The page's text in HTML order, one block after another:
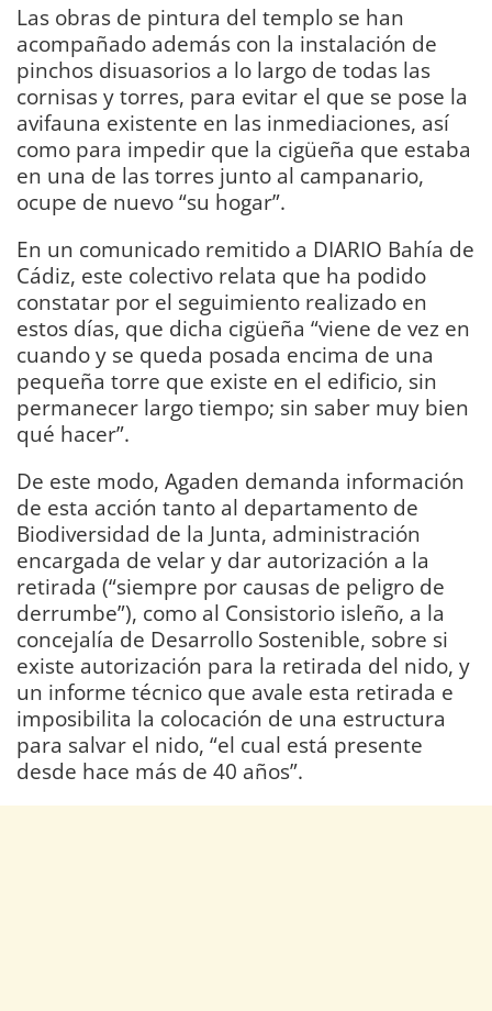
Las obras de pintura del templo se han
acompañado además con la instalación de
pinchos disuasorios a lo largo de todas las
cornisas y torres, para evitar el que se pose la
avifauna existente en las inmediaciones, así
como para impedir que la cigüeña que estaba
en una de las torres junto al campanario,
ocupe de nuevo “su hogar”.
En un comunicado remitido a DIARIO Bahía de
Cádiz, este colectivo relata que ha podido
constatar por el seguimiento realizado en
estos días, que dicha cigüeña “viene de vez en
cuando y se queda posada encima de una
pequeña torre que existe en el edificio, sin
permanecer largo tiempo; sin saber muy bien
qué hacer”.
De este modo, Agaden demanda información
de esta acción tanto al departamento de
Biodiversidad de la Junta, administración
encargada de velar y dar autorización a la
retirada (“siempre por causas de peligro de
derrumbe”), como al Consistorio isleño, a la
concejalía de Desarrollo Sostenible, sobre si
existe autorización para la retirada del nido, y
un informe técnico que avale esta retirada e
imposibilita la colocación de una estructura
para salvar el nido, “el cual está presente
desde hace más de 40 años”.